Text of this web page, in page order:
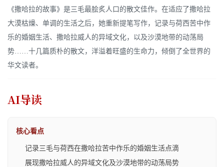
《撒哈拉的故事》是三毛最脍炙人口的散文佳作。在适应了撒哈拉
大漠枯燥、单调的生活之后，她重新提笔写作，记录与荷西苦中作
乐的婚姻生活、撒哈拉威人的异域文化，以及沙漠地带的动荡局
势……十几篇质朴的散文，洋溢着旺盛的生命力，倾倒了全世界的
华文读者。
AI导读
核心看点
记录三毛与荷西在撒哈拉苦中作乐的婚姻生活点滴
展现撒哈拉威人的异域文化及沙漠地带的动荡局势